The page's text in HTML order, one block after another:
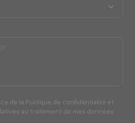
de la Politique de confidentialité et
au traitement de mes données